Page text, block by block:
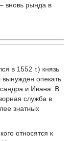
вновь рында в
в 1552 г.) князь
опекать
и Ивана. В
служба в
знатных
относятся к